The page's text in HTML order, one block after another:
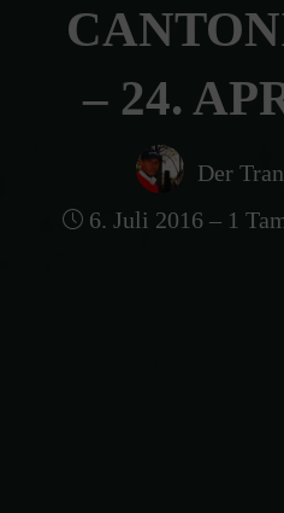
– 24.
Der
6. Juli 2016 – 1